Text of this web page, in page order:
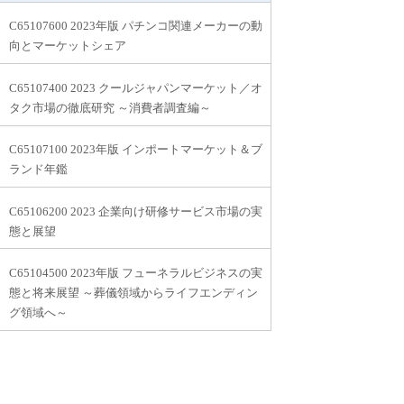
C65107600 2023年版 パチンコ関連メーカーの動
向とマーケットシェア
C65107400 2023 クールジャパンマーケット／オ
タク市場の徹底研究 ～消費者調査編～
C65107100 2023年版 インポートマーケット＆ブ
ランド年鑑
C65106200 2023 企業向け研修サービス市場の実
態と展望
C65104500 2023年版 フューネラルビジネスの実
態と将来展望 ～葬儀領域からライフエンディン
グ領域へ～